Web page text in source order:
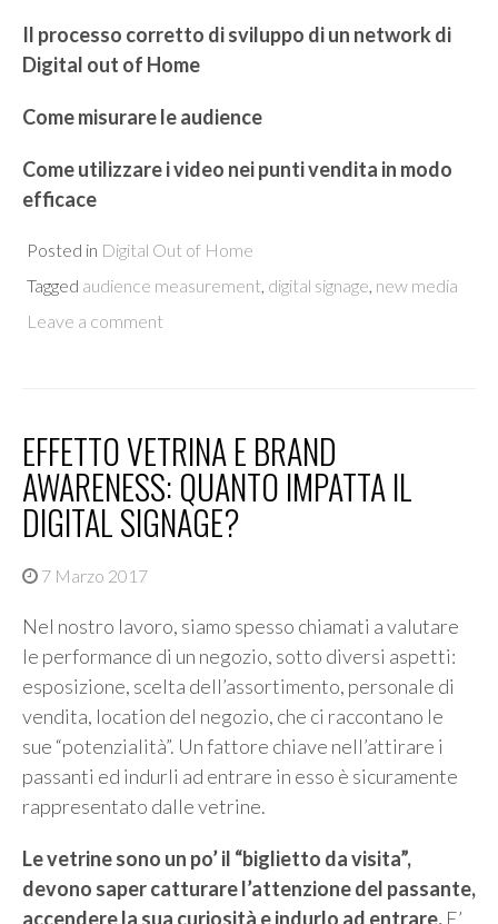
Il processo corretto di sviluppo di un network di
Digital out of Home
Come misurare le audience
Come utilizzare i video nei punti vendita in modo
efficace
Posted in Digital Out of Home
Tagged audience measurement, digital signage, new media
Leave a comment
EFFETTO VETRINA E BRAND
AWARENESS: QUANTO IMPATTA IL
DIGITAL SIGNAGE?
7 Marzo 2017
Nel nostro lavoro, siamo spesso chiamati a valutare
le performance di un negozio, sotto diversi aspetti:
esposizione, scelta dell’assortimento, personale di
vendita, location del negozio, che ci raccontano le
sue “potenzialità”. Un fattore chiave nell’attirare i
passanti ed indurli ad entrare in esso è sicuramente
rappresentato dalle vetrine.
Le vetrine sono un po’ il “biglietto da visita”,
devono saper catturare l’attenzione del passante,
accendere la sua curiosità e indurlo ad entrare. E’